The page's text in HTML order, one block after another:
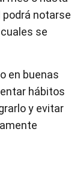
podrá notarse
se
en buenas
hábitos
y evitar